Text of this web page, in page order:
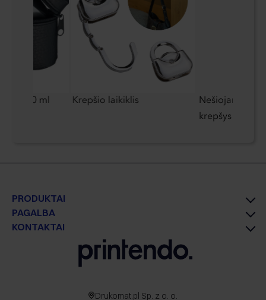
30 ml Krepšio laikiklis
Nešiojamojo
krepšys
PRODUKTAI
PAGALBA
KONTAKTAI
Drukomat.pl Sp. z o. o.